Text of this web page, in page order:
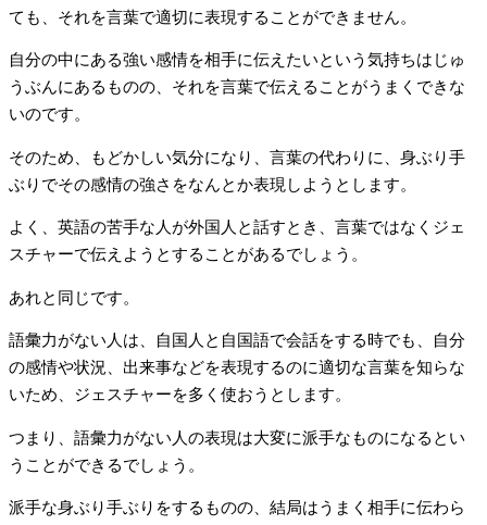
ても、それを言葉で適切に表現することができません。
自分の中にある強い感情を相手に伝えたいという気持ちはじゅ
うぶんにあるものの、それを言葉で伝えることがうまくできな
いのです。
そのため、もどかしい気分になり、言葉の代わりに、身ぶり手
ぶりでその感情の強さをなんとか表現しようとします。
よく、英語の苦手な人が外国人と話すとき、言葉ではなくジェ
スチャーで伝えようとすることがあるでしょう。
あれと同じです。
語彙力がない人は、自国人と自国語で会話をする時でも、自分
の感情や状況、出来事などを表現するのに適切な言葉を知らな
いため、ジェスチャーを多く使おうとします。
つまり、語彙力がない人の表現は大変に派手なものになるとい
うことができるでしょう。
派手な身ぶり手ぶりをするものの、結局はうまく相手に伝わら